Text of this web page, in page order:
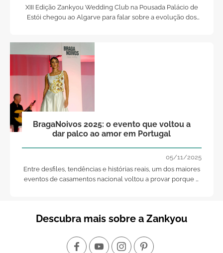
XIII Edição Zankyou Wedding Club na Pousada Palácio de
Estói chegou ao Algarve para falar sobre a evolução dos
BragaNoivos 2025: o evento que voltou a
dar palco ao amor em Portugal
05/11/2025
Entre desfiles, tendências e histórias reais, um dos maiores
eventos de casamentos nacional voltou a provar porque é
Descubra mais sobre a Zankyou